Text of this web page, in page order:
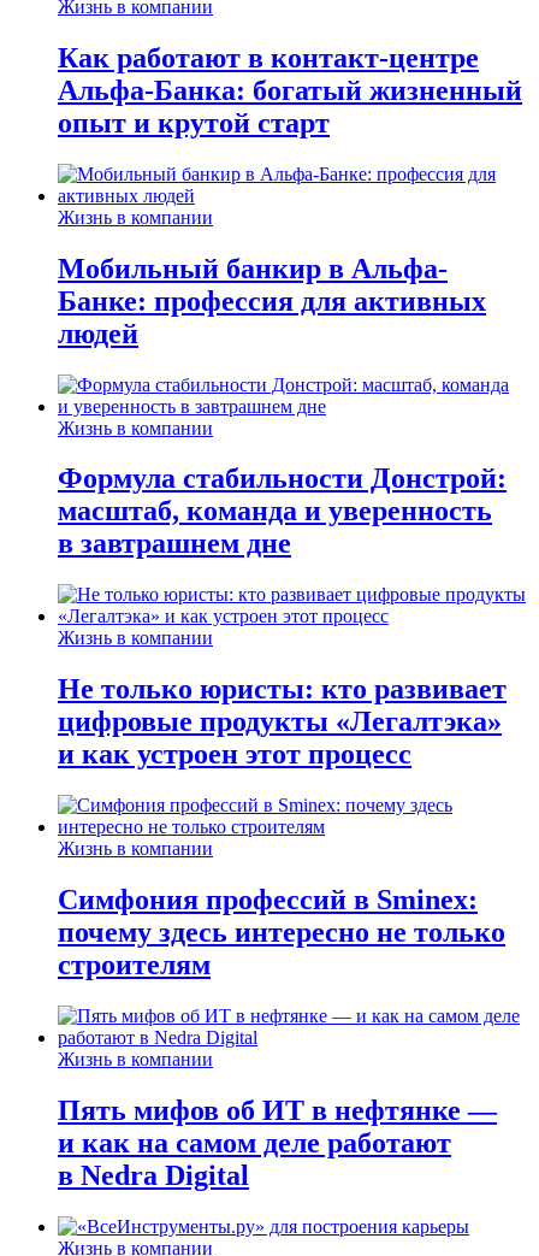
Жизнь в компании
Как работают в контакт-центре
Альфа-Банка: богатый жизненный
опыт и крутой старт
Жизнь в компании
Мобильный банкир в Альфа-
Банке: профессия для активных
людей
Жизнь в компании
Формула стабильности Донстрой:
масштаб, команда и уверенность
в завтрашнем дне
Жизнь в компании
Не только юристы: кто развивает
цифровые продукты «Легалтэка»
и как устроен этот процесс
Жизнь в компании
Симфония профессий в Sminex:
почему здесь интересно не только
строителям
Жизнь в компании
Пять мифов об ИТ в нефтянке —
и как на самом деле работают
в Nedra Digital
Жизнь в компании